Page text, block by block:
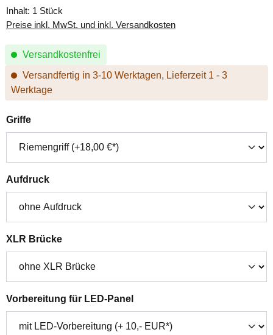
Inhalt: 1 Stück
Preise inkl. MwSt. und inkl. Versandkosten
Versandkostenfrei
Versandfertig in 3-10 Werktagen, Lieferzeit 1 - 3
Werktage
Griffeauswählen
Aufdruckauswählen
XLR Brückeauswählen
Vorbereitung für LED-Panelauswählen